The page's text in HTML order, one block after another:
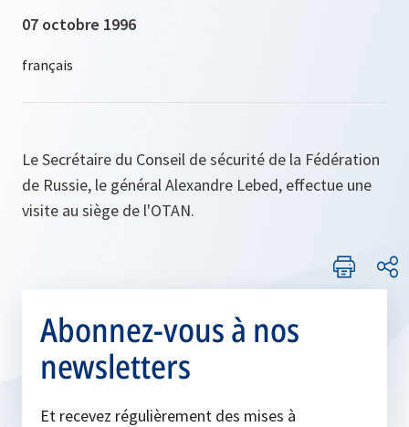
07 octobre 1996
Le Secrétaire du Conseil de sécurité de la Fédération
de Russie, le général Alexandre Lebed, effectue une
visite au siège de l'OTAN.
Abonnez-vous à nos
newsletters
Et recevez régulièrement des mises à